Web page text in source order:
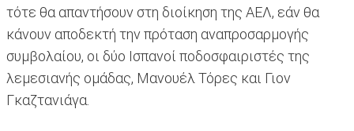
τότε θα απαντήσουν στη διοίκηση της ΑΕΛ, εάν θα
κάνουν αποδεκτή την πρόταση αναπροσαρμογής
συμβολαίου, οι δύο Ισπανοί ποδοσφαιριστές της
λεμεσιανής ομάδας, Μανουέλ Τόρες και Γιον
Γκαζτανιάγα.